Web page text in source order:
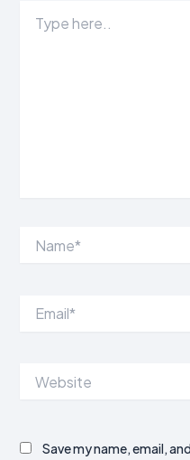
here..
Save my name, email,